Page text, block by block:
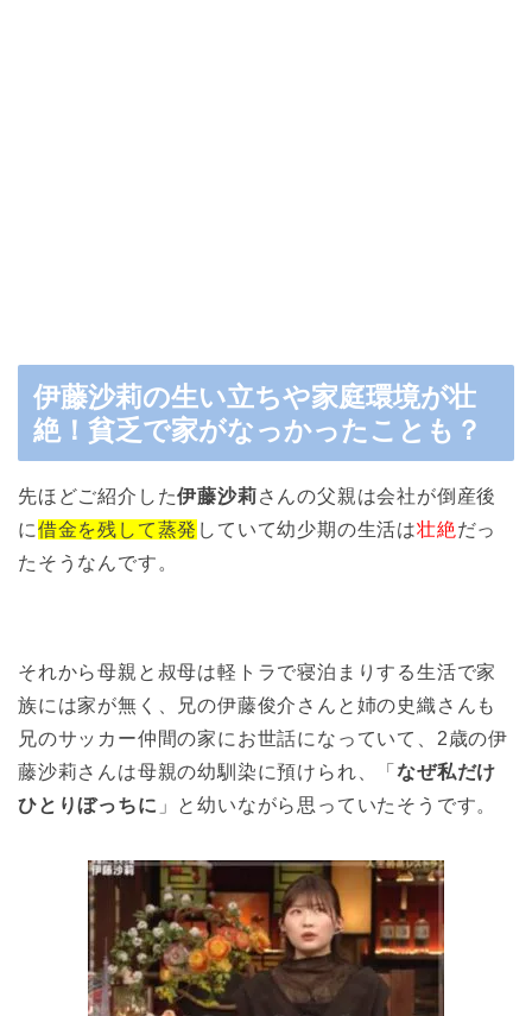
伊藤沙莉の生い立ちや家庭環境が壮
絶！貧乏で家がなっかったことも？
先ほどご紹介した伊藤沙莉さんの父親は会社が倒産後
に借金を残して蒸発 していて幼少期の生活は壮絶 だっ
たそうなんです。
それから母親と叔母は軽トラで寝泊まりする生活で家
族には家が無く、兄の伊藤俊介さんと姉の史織さんも
兄のサッカー仲間の家にお世話になっていて、2歳の伊
藤沙莉さんは母親の幼馴染に預けられ、「なぜ私だけ
ひとりぼっちに 」と幼いながら思っていたそうです。